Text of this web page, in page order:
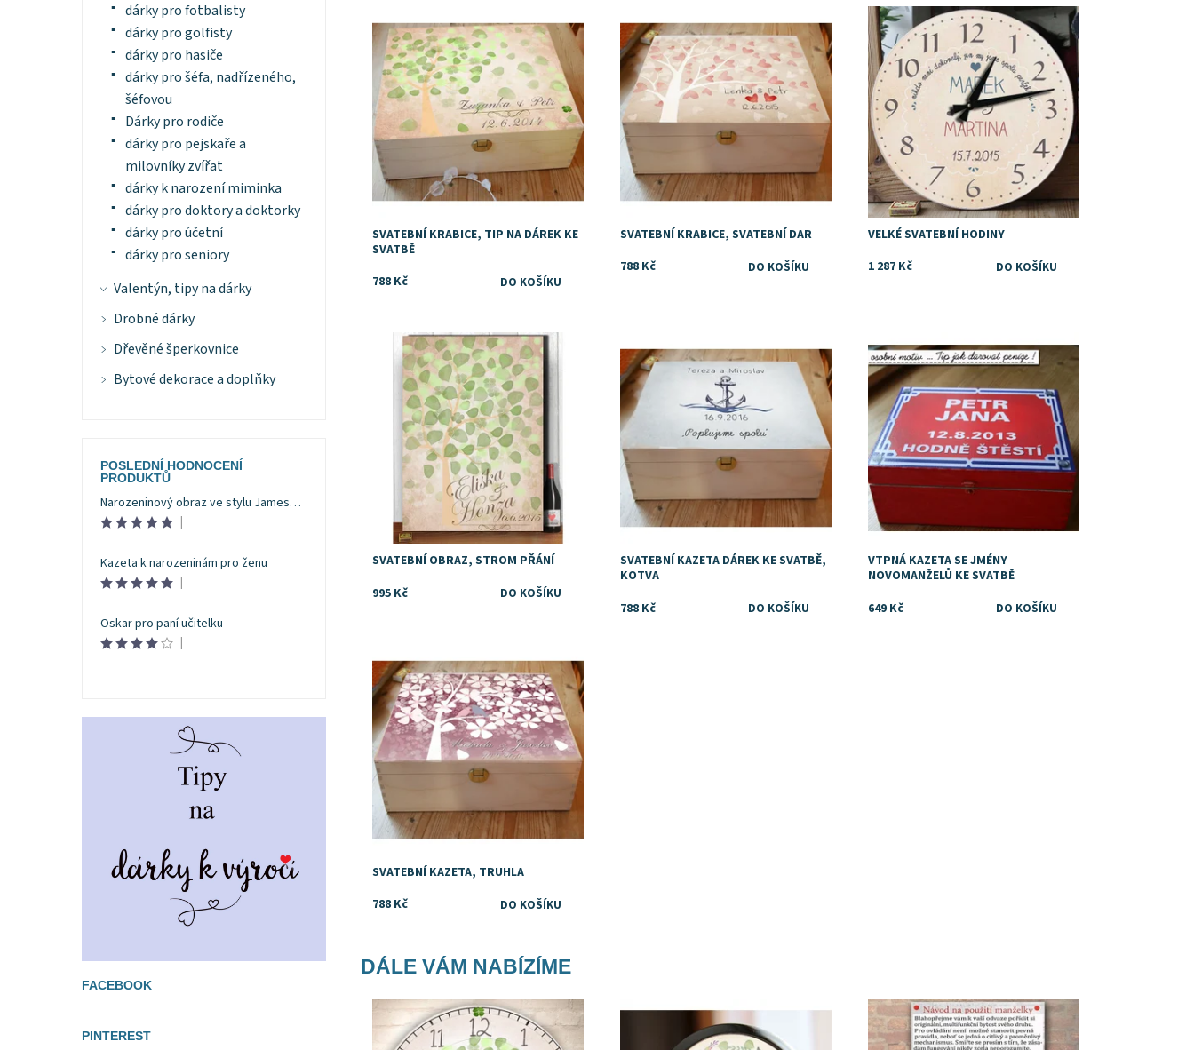
SVATEBNÍ KRABICE, TIP NA DÁREK KE
SVATBĚ
788 Kč
SVATEBNÍ KRABICE, SVATEBNÍ DAR
788 Kč
Dostupnost: Skladem
VELKÉ SVATEBNÍ HODINY
1 287 Kč
Dostupnost: Skladem
SVATEBNÍ OBRAZ, STROM PŘÁNÍ
995 Kč
SVATEBNÍ KAZETA DÁREK KE SVATBĚ,
KOTVA
788 Kč
VTPNÁ KAZETA SE JMÉNY
NOVOMANŽELŮ KE SVATBĚ
649 Kč
SVATEBNÍ KAZETA, TRUHLA
788 Kč
DÁLE VÁM NABÍZÍME
Dostupnost: Skladem Dostupnost: Skladem
dárky pro fotbalisty
dárky pro golfisty
dárky pro hasiče
dárky pro šéfa, nadřízeného,
šéfovou
Dárky pro rodiče
dárky pro pejskaře a
milovníky zvířat
dárky k narození miminka
dárky pro doktory a doktorky
dárky pro účetní
dárky pro seniory
Valentýn, tipy na dárky
Drobné dárky
Dřevěné šperkovnice
Bytové dekorace a doplňky
POSLEDNÍ HODNOCENÍ
PRODUKTŮ
Narozeninový obraz ve stylu Jamese Bonda
|
Kazeta k narozeninám pro ženu
|
Oskar pro paní učitelku
|
FACEBOOK
PINTEREST